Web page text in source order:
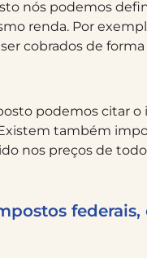
nós podemos
renda. Por
cobrados de
podemos citar o
também
nos preços de